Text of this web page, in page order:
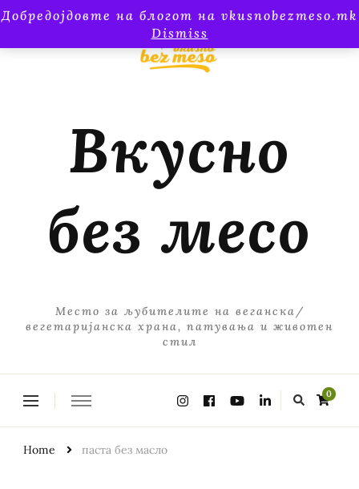
Добредојдовте на блогот на vkusnobezmeso.mk
Dismiss
Вкусно
без месо
Место за љубителите на веганска/
вегетаријанска храна, патувања и животен
стил
0
Home паста без масло